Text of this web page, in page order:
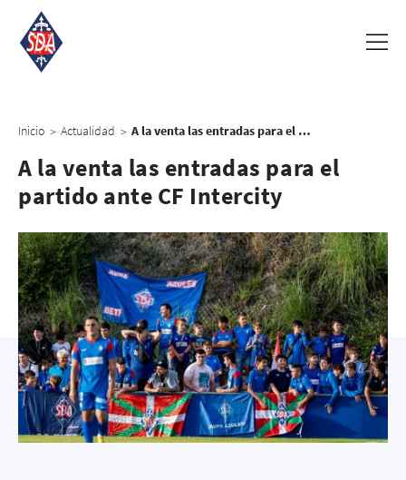
Inicio > Actualidad > A la venta las entradas para el partido ante CF Intercity
A la venta las entradas para el
partido ante CF Intercity